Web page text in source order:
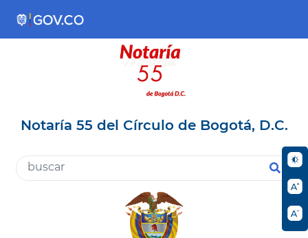
Notaría 55 del Círculo de Bogotá, D.C.